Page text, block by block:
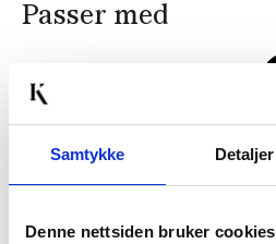
Samtykke Detaljer
Denne nettsiden bruker cookies
Passer med